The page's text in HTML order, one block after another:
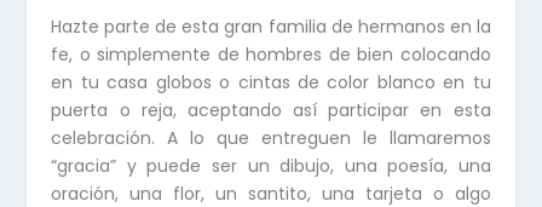
Hazte parte de esta gran familia de hermanos en la
fe, o simplemente de hombres de bien colocando
en tu casa globos o cintas de color blanco en tu
puerta o reja, aceptando así participar en esta
celebración. A lo que entreguen le llamaremos
“gracia” y puede ser un dibujo, una poesía, una
oración, una flor, un santito, una tarjeta o algo